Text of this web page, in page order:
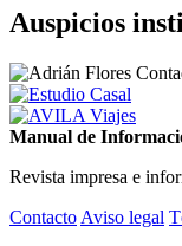
Auspicios
Manual de
Revista impresa e
Contacto Aviso legal